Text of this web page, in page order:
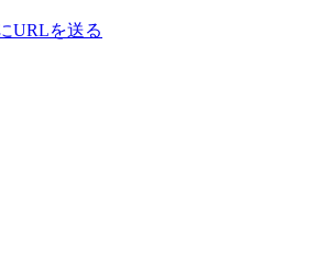
URLを送る